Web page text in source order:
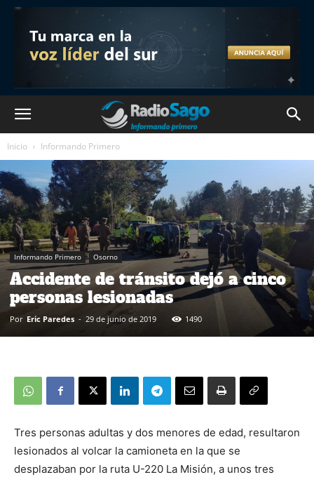
Inicio Informando Primero
Informando Primero Osorno
Accidente de tránsito dejó a cinco
personas lesionadas
Por Eric Paredes - 29 de junio de 2019 1490
Tres personas adultas y dos menores de edad, resultaron
lesionados al volcar la camioneta en la que se
desplazaban por la ruta U-220 La Misión, a unos tres